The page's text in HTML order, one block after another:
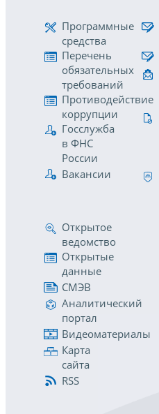
Программные
средства
Перечень
обязательных
требований
Противодействие
коррупции
Госслужба
в ФНС
России
Вакансии
Открытое
ведомство
Открытые
данные
СМЭВ
Аналитический
портал
Видеоматериалы
Карта
сайта
RSS